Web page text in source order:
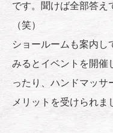
です。聞けば全部答え
（笑）
ショールームも案内し
みるとイベントを開催
ったり、ハンドマッサ
メリットを受けられま